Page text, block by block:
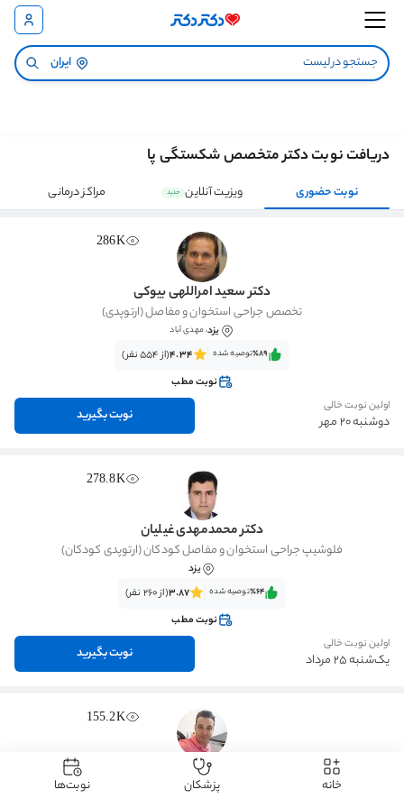
ایران
دریافت نوبت دکتر متخصص شکستگی پا
نوبت حضوری ویزیت آنلاین جدید مراکز درمانی
286K
دکتر سعید امراللهی بیوکی
تخصص جراحی استخوان و مفاصل (ارتوپدی)
یزد، مهدی آباد
٪89‌‌‌توصیه شده 4.34(از 554 نفر)
نوبت مطب
اولین نوبت خالی
دوشنبه 20 مهر نوبت بگیرید
278.8K
دکتر محمدمهدی غیلیان
فلوشیپ جراحی استخوان و مفاصل کودکان (ارتوپدی کودکان)
یزد
٪64‌‌‌توصیه شده 3.87(از 260 نفر)
نوبت مطب
اولین نوبت خالی
یک‌شنبه 25 مرداد نوبت بگیرید
155.2K
دکتر علی حسین پور فیضی
تخصص جراحی استخوان و مفاصل (ارتوپدی) خانه پزشکان نوبت‌ها